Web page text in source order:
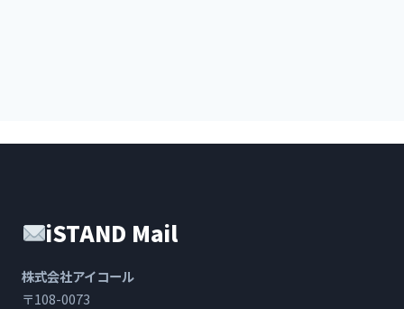
iSTAND Mail
株式会社アイコール
〒108-0073